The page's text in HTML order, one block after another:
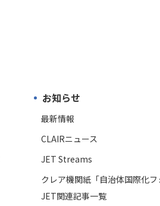
お知らせ
最新情報
CLAIRニュース
JET Streams
クレア機関紙「自治体国際化フ
JET関連記事一覧